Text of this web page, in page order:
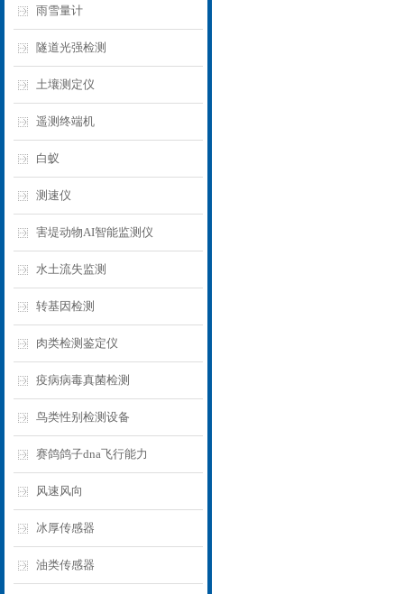
雨雪量计
隧道光强检测
土壤测定仪
遥测终端机
白蚁
测速仪
害堤动物AI智能监测仪
水土流失监测
转基因检测
肉类检测鉴定仪
疫病病毒真菌检测
鸟类性别检测设备
赛鸽鸽子dna飞行能力
风速风向
冰厚传感器
油类传感器